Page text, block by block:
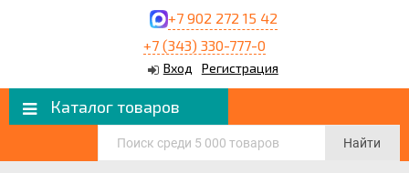
+7 902 272 15 42
+7 (343) 330-777-0
Вход Регистрация
Каталог товаров
Найти